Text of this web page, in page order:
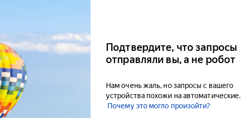
Подтвердите, что запросы
отправляли вы, а не робот
Нам очень жаль, но запросы с вашего
устройства похожи на автоматические.
Почему это могло произойти?